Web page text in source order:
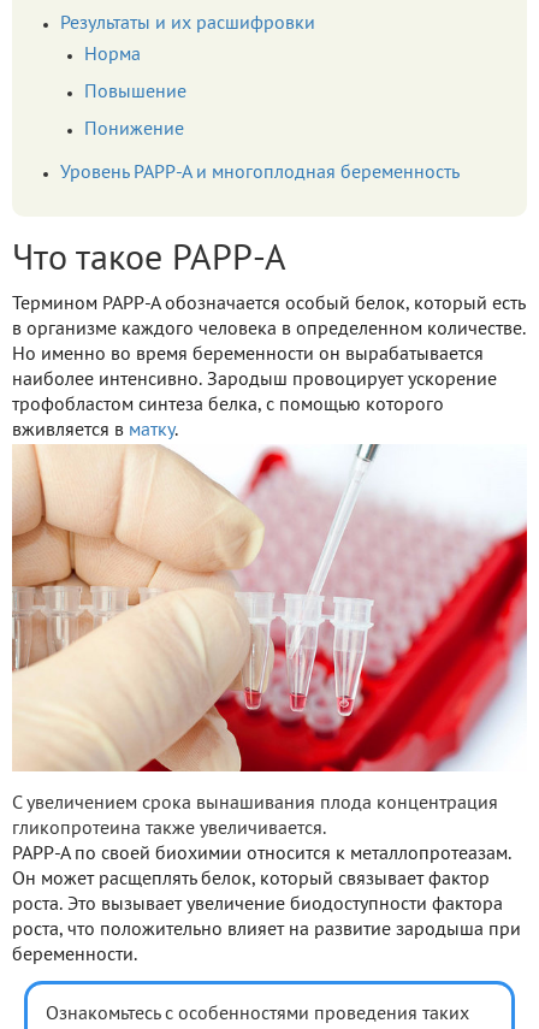
Результаты и их расшифровки
Норма
Повышение
Понижение
Уровень РАРР-А и многоплодная беременность
Что такое РАРР-А
Термином РАРР-А обозначается особый белок, который есть
в организме каждого человека в определенном количестве.
Но именно во время беременности он вырабатывается
наиболее интенсивно. Зародыш провоцирует ускорение
трофобластом синтеза белка, с помощью которого
вживляется в матку.
С увеличением срока вынашивания плода концентрация
гликопротеина также увеличивается.
РАРР-А по своей биохимии относится к металлопротеазам.
Он может расщеплять белок, который связывает фактор
роста. Это вызывает увеличение биодоступности фактора
роста, что положительно влияет на развитие зародыша при
беременности.
Ознакомьтесь с особенностями проведения таких